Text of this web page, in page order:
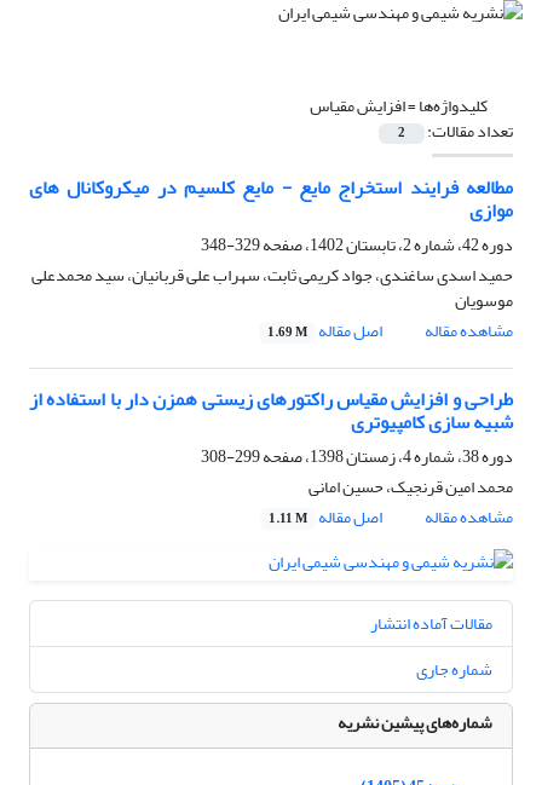
کلیدواژه‌ها =افزایش مقیاس
تعداد مقالات: 2
مطالعه‌ فرایند استخراج مایع - مایع کلسیم در میکروکانال های
موازی
دوره 42، شماره 2، تابستان 1402، صفحه
329-348
حمید اسدی ساغندی، جواد کریمی ثابت، سهراب علی قربانیان، سید محمدعلی
موسویان
مشاهده مقاله
اصل مقاله 1.69 M
طراحی و افزایش مقیاس راکتورهای زیستی همزن دار با استفاده از
شبیه سازی کامپیوتری
دوره 38، شماره 4، زمستان 1398، صفحه
299-308
محمد امین قرنجیک، حسین امانی
مشاهده مقاله
اصل مقاله 1.11 M
مقالات آماده انتشار
شماره جاری
شماره‌های پیشین نشریه